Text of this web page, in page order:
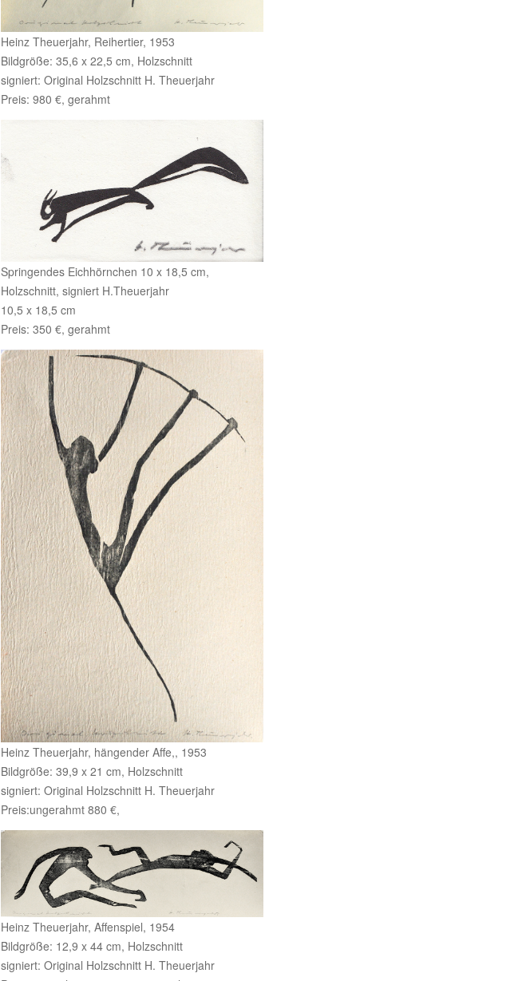
Heinz Theuerjahr, Reihertier, 1953
Bildgröße: 35,6 x 22,5 cm, Holzschnitt
signiert: Original Holzschnitt H. Theuerjahr
Preis: 980 €, gerahmt
Springendes Eichhörnchen 10 x 18,5 cm,
Holzschnitt, signiert H.Theuerjahr
10,5 x 18,5 cm
Preis: 350 €, gerahmt
Heinz Theuerjahr, hängender Affe,, 1953
Bildgröße: 39,9 x 21 cm, Holzschnitt
signiert: Original Holzschnitt H. Theuerjahr
Preis:ungerahmt 880 €,
Heinz Theuerjahr, Affenspiel, 1954
Bildgröße: 12,9 x 44 cm, Holzschnitt
signiert: Original Holzschnitt H. Theuerjahr